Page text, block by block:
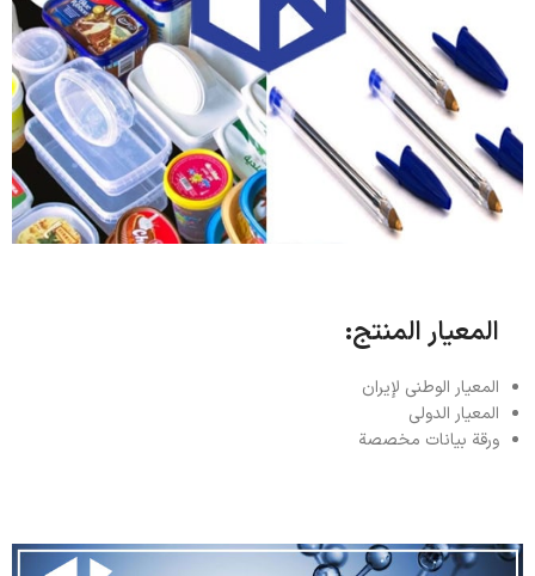
المعيار المنتج:
المعيار الوطني لإيران
المعيار الدولي
ورقة بيانات مخصصة